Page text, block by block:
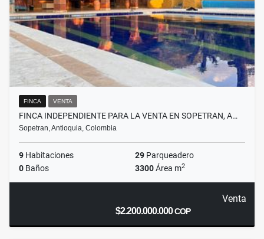
FINCA VENTA
FINCA INDEPENDIENTE PARA LA VENTA EN SOPETRAN, A…
Sopetran, Antioquia, Colombia
9 Habitaciones 29 Parqueadero
0 Baños 3300Área m2
Venta
$2.200.000.000COP